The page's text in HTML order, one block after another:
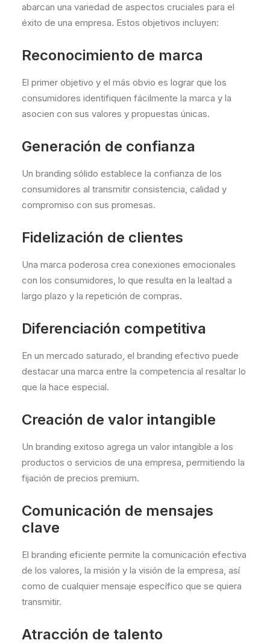
abarcan una variedad de aspectos cruciales para el
éxito de una empresa. Estos objetivos incluyen:
Reconocimiento de marca
El primer objetivo y el más obvio es lograr que los
consumidores identifiquen fácilmente la marca y la
asocien con sus valores y propuestas únicas.
Generación de confianza
Un branding sólido establece la confianza de los
consumidores al transmitir consistencia, calidad y
compromiso con sus promesas.
Fidelización de clientes
Una marca poderosa crea conexiones emocionales
con los consumidores, lo que resulta en la lealtad a
largo plazo y la repetición de compras.
Diferenciación competitiva
En un mercado saturado, el branding efectivo puede
destacar una marca entre la competencia al resaltar lo
que la hace especial.
Creación de valor intangible
Un branding exitoso agrega un valor intangible a los
productos o servicios de una empresa, permitiendo la
fijación de precios premium.
Comunicación de mensajes
clave
El branding eficiente permite la comunicación efectiva
de los valores, la misión y la visión de la empresa, así
como de cualquier mensaje específico que se quiera
transmitir.
Atracción de talento